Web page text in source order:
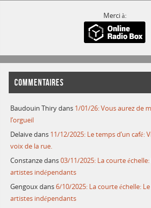
Merci à:
COMMENTAIRES
Baudouin Thirydans 1/01/26: Vous aurez de
l’orgueil
Delaivedans 11/12/2025: Le temps d’un café:
voix de la rue.
Constanzedans03/11/2025: La courte
artistes indépendants
Gengouxdans6/10/2025: La courte échelle:
artistes indépendants